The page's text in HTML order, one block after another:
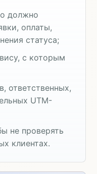
должно
оплаты,
статуса;
с которым
ответственных,
UTM-
не проверять
клиентах.